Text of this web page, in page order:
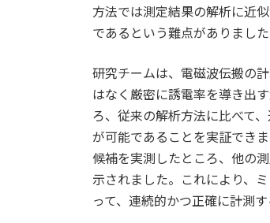
方法では測定結果の解析に近
であるという難点がありました
研究チームは、電磁波伝搬の
はなく厳密に誘電率を導き出
ろ、従来の解析方法に比べて
が可能であることを実証でき
候補を実測したところ、他の
示されました。これにより、
って、連続的かつ正確に計測